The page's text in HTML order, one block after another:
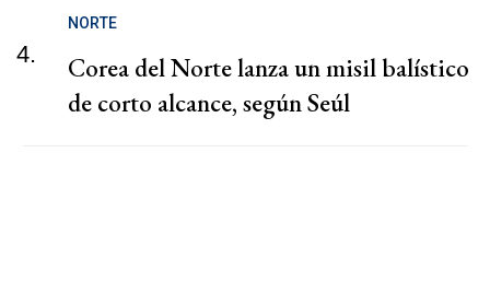
4.
NORTE
Corea del Norte lanza un misil balístico
de corto alcance, según Seúl